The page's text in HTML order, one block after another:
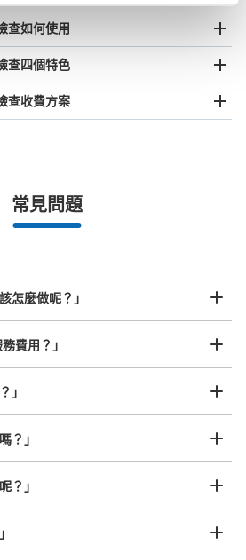
¥400
查如何使用
事先用手機預約
指定的日期和時間
員拍完行李照片後
查四個特色
有1,000家以上合作店鋪
車站內店舖以及24小時營業的店鋪合作。
查收費方案
滿45cm的行李（小型背包、手提包、手提行李
/日
常見問題
怎麼做呢？」
費用？」
」
？」
？」